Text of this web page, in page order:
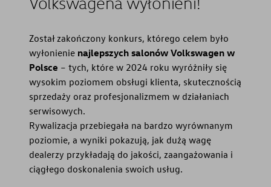
Został zakończony konkurs, którego celem było
wyłonienie najlepszych salonów Volkswagen w
Polsce – tych, które w 2024 roku wyróżniły się
wysokim poziomem obsługi klienta, skutecznością
sprzedaży oraz profesjonalizmem w działaniach
serwisowych.
Rywalizacja przebiegała na bardzo wyrównanym
poziomie, a wyniki pokazują, jak dużą wagę
dealerzy przykładają do jakości, zaangażowania i
ciągłego doskonalenia swoich usług.